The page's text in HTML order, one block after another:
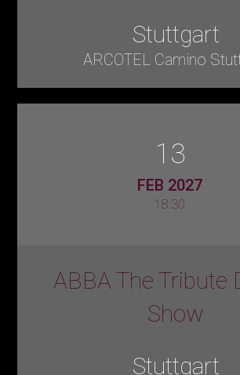
Stuttgart
ARCOTEL Camino
13
FEB 2027
18:30
ABBA The Tribute
Show
Stuttgart